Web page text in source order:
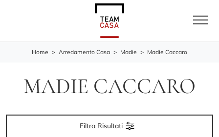
Home > Arredamento Casa > Madie > Madie Caccaro
MADIE CACCARO
Filtra Risultati